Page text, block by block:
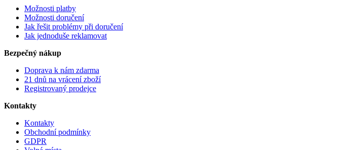
Možnosti platby
Možnosti doručení
Jak řešit problémy při doručení
Jak jednoduše reklamovat
Bezpečný nákup
Doprava k nám zdarma
21 dnů na vrácení zboží
Registrovaný prodejce
Kontakty
Kontakty
Obchodní podmínky
GDPR